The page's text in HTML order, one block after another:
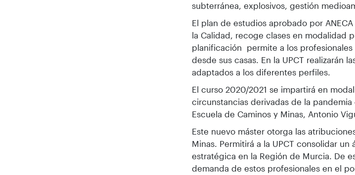
subterránea, explosivos, gestión
El plan de estudios aprobado por
la Calidad, recoge clases en modalidad
planificación permite a los
desde sus casas. En la UPCT realizarán
adaptados a los diferentes perfiles.
El curso 2020/2021 se impartirá en
circunstancias derivadas de la
Escuela de Caminos y Minas, Antonio
Este nuevo máster otorga las
Minas. Permitirá a la UPCT consolidar
estratégica en la Región de Murcia. De
demanda de estos profesionales en el